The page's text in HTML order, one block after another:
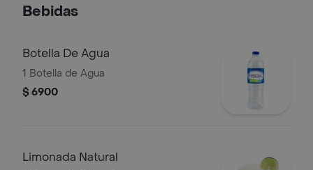
Bebidas
Botella De Agua
1 Botella de Agua
$ 6900
Limonada Natural